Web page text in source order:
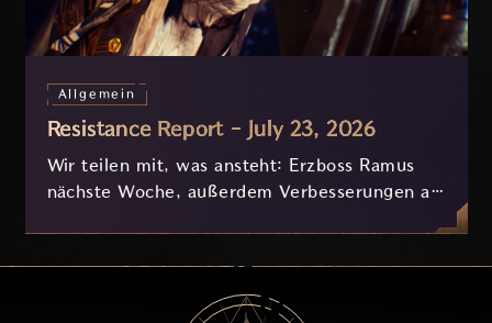
Allgemein
Resistance Report - July 23, 2026
Wir teilen mit, was ansteht: Erzboss Ramus
nächste Woche, außerdem Verbesserungen an
sind.